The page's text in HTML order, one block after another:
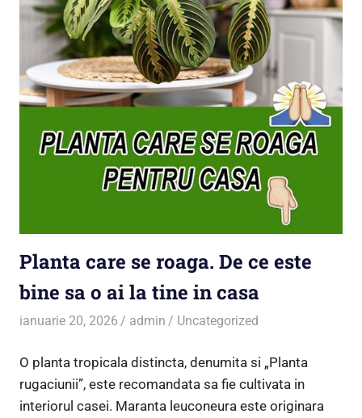
Planta care se roaga. De ce este
bine sa o ai la tine in casa
ianuarie 20, 2026 admin Uncategorized
O planta tropicala distincta, denumita si „Planta
rugaciunii”, este recomandata sa fie cultivata in
interiorul casei. Maranta leuconeura este originara